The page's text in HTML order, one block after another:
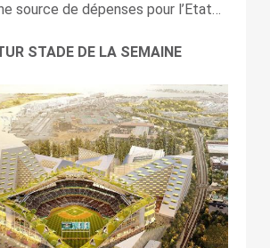
source de dépenses pour l’Etat…
STADE DE LA SEMAINE